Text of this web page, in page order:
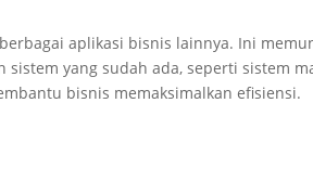
aplikasi bisnis lainnya. Ini
sistem yang sudah ada, seperti sistem
bisnis memaksimalkan efisiensi.